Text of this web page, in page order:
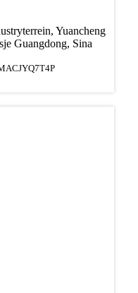
Yuancheng
Guangdong, Sina